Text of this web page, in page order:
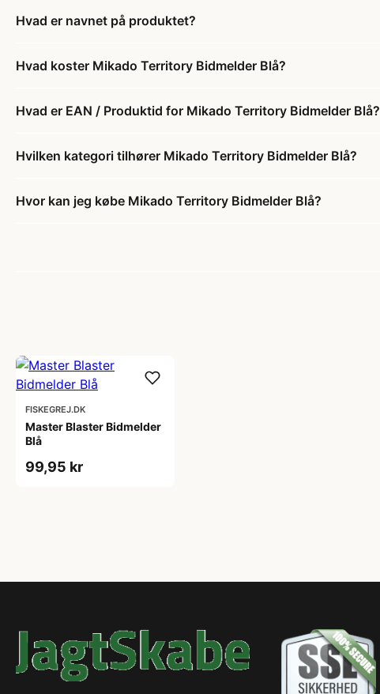
Hvad er navnet på produktet?
Hvad koster Mikado Territory Bidmelder Blå?
Hvad er EAN / Produktid for Mikado Territory Bidmelder Blå?
Hvilken kategori tilhører Mikado Territory Bidmelder Blå?
Hvor kan jeg købe Mikado Territory Bidmelder Blå?
FISKEGREJ.DK
Master Blaster Bidmelder
Blå
99,95 kr